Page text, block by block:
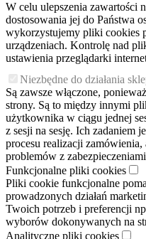
W celu ulepszenia zawartości
dostosowania jej do Państwa
wykorzystujemy pliki cookies
urządzeniach. Kontrolę nad
ustawienia przeglądarki
Niezbędne do działania
Są zawsze włączone,
strony. Są to między innymi
użytkownika w ciągu jednej
z sesji na sesję. Ich zadaniem
procesu realizacji
problemów z
Funkcjonalne pliki cookies
Pliki cookie funkcjonalne
prowadzonych działań
Twoich potrzeb i preferencji
wyborów dokonywanych na
Analityczne pliki cookies